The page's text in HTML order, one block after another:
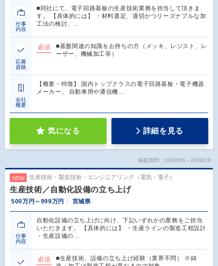
仕事
内容
■同社にて、電子回路基板の生産技術業務を担当して頂きま
す。 【具体的には】 ・材料選定、適切かつリーズナブルな加
工法の検討、…
応募
資格
必須
■基盤関連の知識をお持ちの方（メッキ、レジスト、レ
ーザー、機械加工等）
会社
概要
【概要・特徴】 国内トップクラスの電子回路基板・電子機器
メーカー。 自動車用や通信機…
気になる 詳細を見る
掲載期間：26/08/05～26/08/18
NEW 生産技術・製造技術・エンジニアリング（電気・電子）
生産技術／自動化設備の立ち上げ
500万円～999万円 宮城県
仕事
内容
自動化設備の立ち上げに向け、下記いずれかの業務をご担当
いただきます。 【具体的には】 ・生産ラインの製造工程設計
・生産設備の…
必須
■生産技術、設備の立ち上げ経験（業界不問） ※鋳